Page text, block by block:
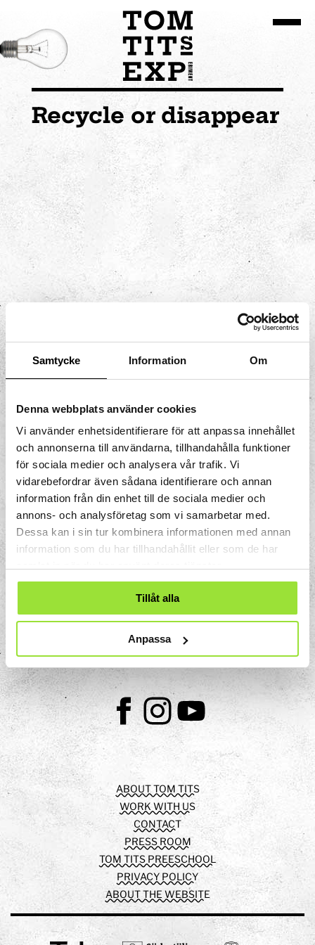
Samtycke Information Om
Denna webbplats använder cookies
Vi använder enhetsidentifierare för att anpassa innehållet
och annonserna till användarna, tillhandahålla funktioner
för sociala medier och analysera vår trafik. Vi
vidarebefordrar även sådana identifierare och annan
information från din enhet till de sociala medier och
annons- och analysföretag som vi samarbetar med.
Dessa kan i sin tur kombinera informationen med annan
information som du har tillhandahållit eller som de har
Tillåt alla
Anpassa
Recycle or disappear
Box 633
151 27 Södertälje
08-550 225 00
FacebookInstagram
Youtube
ABOUT TOM TITS
WORK WITH US
CONTACT
PRESS ROOM
TOM TITS PREESCHOOL
PRIVACY POLICY
ABOUT THE WEBSITE